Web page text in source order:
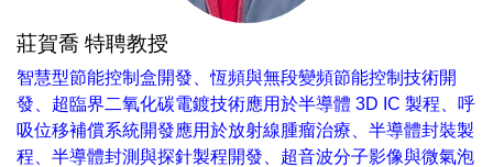
莊賀喬 特聘教授
智慧型節能控制盒開發、恆頻與無段變頻節能控制技術開
發、超臨界二氧化碳電鍍技術應用於半導體 3D IC 製程、呼
吸位移補償系統開發應用於放射線腫瘤治療、半導體封裝製
程、半導體封測與探針製程開發、超音波分子影像與微氣泡